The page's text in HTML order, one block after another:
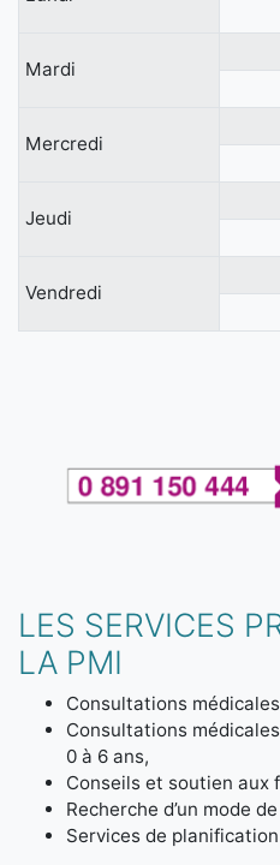
Mardi
Mercredi
Jeudi
Vendredi
LES SERVICES
LA PMI
Consultations
Consultations
0 à 6 ans,
Conseils et soutien aux
Recherche d’un mode
Services de